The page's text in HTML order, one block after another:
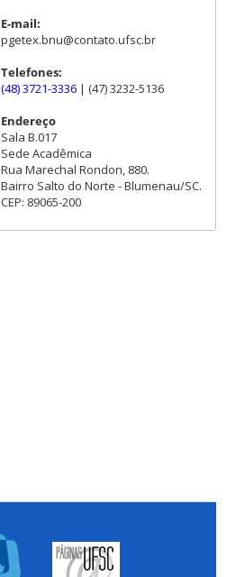
E-mail:
pgetex.bnu@contato.ufsc.br
Telefones:
(48) 3721-3336| (47) 3232-5136
Endereço
Sala B.017
Sede Acadêmica
Rua Marechal Rondon, 880.
Bairro Salto do Norte - Blumenau/SC.
CEP: 89065-200